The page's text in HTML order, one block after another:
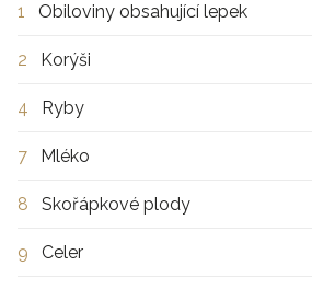
1 Obiloviny obsahující lepek
2 Korýši
4 Ryby
7 Mléko
8 Skořápkové plody
9 Celer